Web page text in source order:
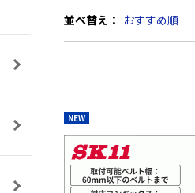
並べ替え： おすすめ順
NEW